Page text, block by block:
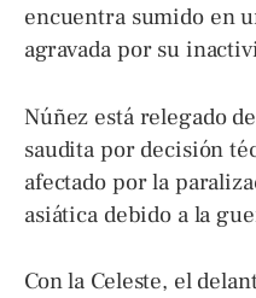
encuentra sumido en
agravada por su
Núñez está relegado
saudita por decisión
afectado por la
asiática debido a la
Con la Celeste, el